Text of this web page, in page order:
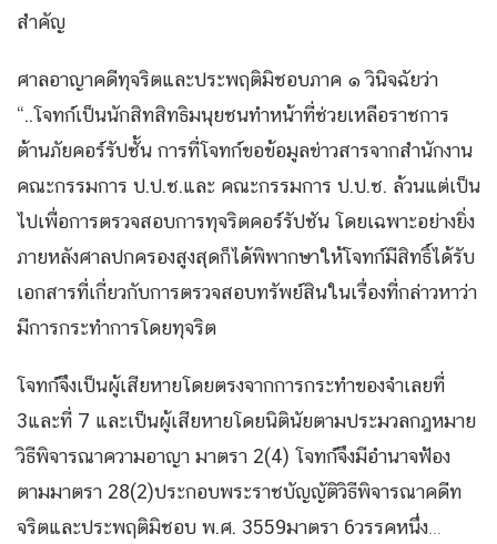
สำคัญ
ศาลอาญาคดีทุจริตและประพฤติมิชอบภาค ๑ วินิจฉัยว่า
“..โจทก์เป็นนักสิทสิทธิมนุยชนทำหน้าที่ช่วยเหลือราชการ
ต้านภัยคอร์รัปชั้น การที่โจทก์ขอข้อมูลข่าวสารจากสำนักงาน
คณะกรรมการ ป.ป.ช.และ คณะกรรมการ ป.ป.ช. ล้วนแต่เป็น
ไปเพื่อการตรวจสอบการทุจริตคอร์รัปชัน โดยเฉพาะอย่างยิ่ง
ภายหลังศาลปกครองสูงสุดก็ได้พิพากษาให้โจทก์มีสิทธิ์ได้รับ
เอกสารที่เกี่ยวกับการตรวจสอบทรัพย์สินในเรื่องที่กล่าวหาว่า
มีการกระทำการโดยทุจริต
โจทก์จึงเป็นผู้เสียหายโดยตรงจากการกระทำของจำเลยที่
3และที่ 7 และเป็นผู้เสียหายโดยนิตินัยตามประมวลกฎหมาย
วิธีพิจารณาความอาญา มาตรา 2(4) โจทก์จึงมีอำนาจฟ้อง
ตามมาตรา 28(2)ประกอบพระราชบัญญัติวิธีพิจารณาคดีท
จริตและประพฤติมิชอบ พ.ศ. 3559มาตรา 6วรรคหนึ่ง…